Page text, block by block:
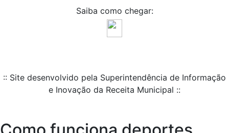
Saiba como chegar:
:: Site desenvolvido pela Superintendência de Informação
e Inovação da Receita Municipal ::